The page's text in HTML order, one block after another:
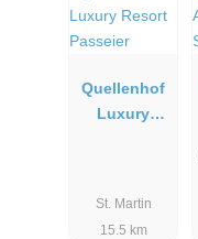
Quellenhof
Luxury
St. Martin
15.5 km